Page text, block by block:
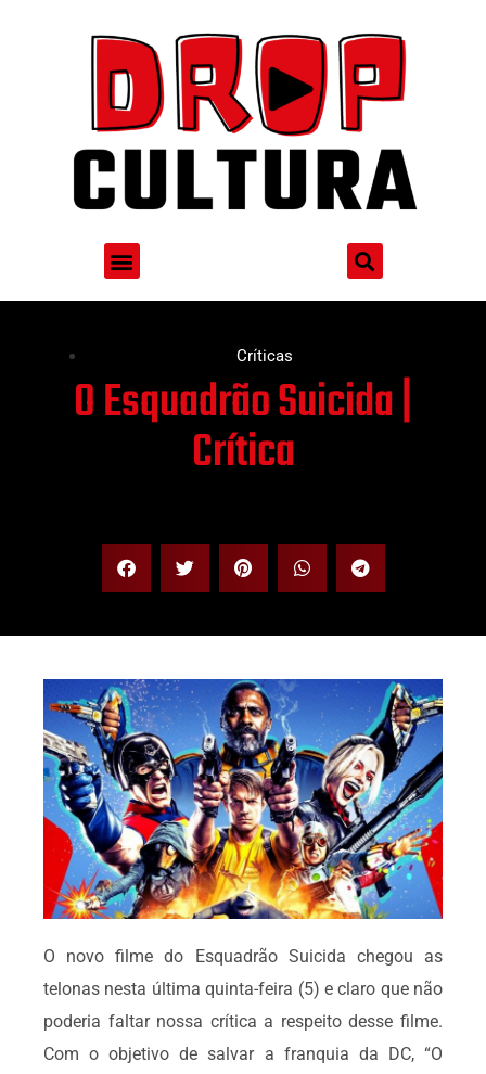
Críticas
O Esquadrão Suicida |
Crítica
O novo filme do Esquadrão Suicida chegou as
telonas nesta última quinta-feira (5) e claro que não
poderia faltar nossa crítica a respeito desse filme.
Com o objetivo de salvar a franquia da DC, “O